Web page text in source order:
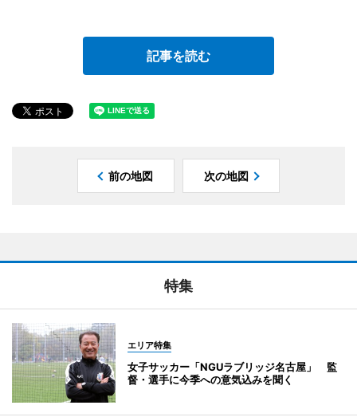
記事を読む
前の地図 次の地図
特集
エリア特集
女子サッカー「NGUラブリッジ名古屋」 監
督・選手に今季への意気込みを聞く